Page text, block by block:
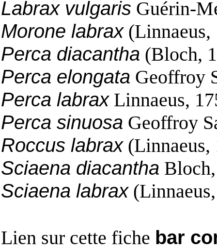
Labrax vulgaris Guérin-
Morone labrax(Linnaeus,
Perca diacantha (Bloch,
Perca elongata Geoffroy
Perca labraxLinnaeus,
Perca sinuosa Geoffroy
Roccus labrax(Linnaeus,
Sciaena diacantha
Sciaena labrax
Lien sur cette fiche bar